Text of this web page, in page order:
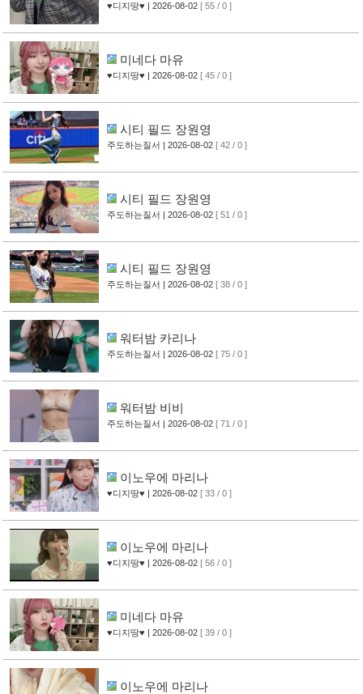
♥디지땅♥ | 2026-08-02 [ 55 / 0 ]
미네다 마유
♥디지땅♥ | 2026-08-02 [ 45 / 0 ]
시티 필드 장원영
주도하는질서 | 2026-08-02 [ 42 / 0 ]
시티 필드 장원영
주도하는질서 | 2026-08-02 [ 51 / 0 ]
시티 필드 장원영
주도하는질서 | 2026-08-02 [ 38 / 0 ]
워터밤 카리나
주도하는질서 | 2026-08-02 [ 75 / 0 ]
워터밤 비비
주도하는질서 | 2026-08-02 [ 71 / 0 ]
이노우에 마리나
♥디지땅♥ | 2026-08-02 [ 33 / 0 ]
이노우에 마리나
♥디지땅♥ | 2026-08-02 [ 56 / 0 ]
미네다 마유
♥디지땅♥ | 2026-08-02 [ 39 / 0 ]
이노우에 마리나